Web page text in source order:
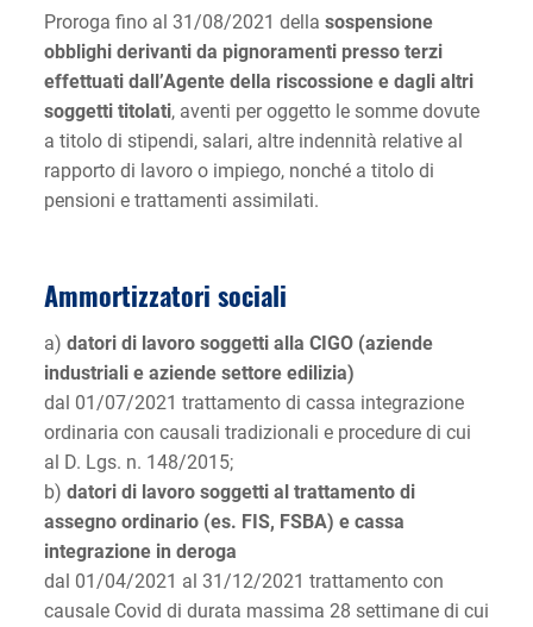
Proroga fino al 31/08/2021 della sospensione
obblighi derivanti da pignoramenti presso terzi
effettuati dall’Agente della riscossione e dagli altri
soggetti titolati, aventi per oggetto le somme dovute
a titolo di stipendi, salari, altre indennità relative al
rapporto di lavoro o impiego, nonché a titolo di
pensioni e trattamenti assimilati.
Ammortizzatori sociali
a) datori di lavoro soggetti alla CIGO (aziende
industriali e aziende settore edilizia)
dal 01/07/2021 trattamento di cassa integrazione
ordinaria con causali tradizionali e procedure di cui
al D. Lgs. n. 148/2015;
b) datori di lavoro soggetti al trattamento di
assegno ordinario (es. FIS, FSBA) e cassa
integrazione in deroga
dal 01/04/2021 al 31/12/2021 trattamento con
causale Covid di durata massima 28 settimane di cui